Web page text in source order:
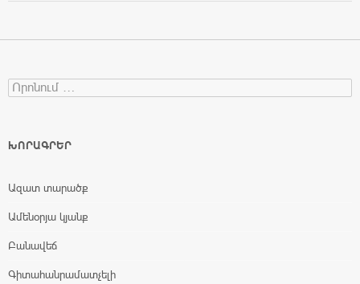
Search for:
ԽՈՐԱԳՐԵՐ
Ազատ տարածք
Ամենօրյա կյանք
Բանավեճ
Գիտահանրամատչելի